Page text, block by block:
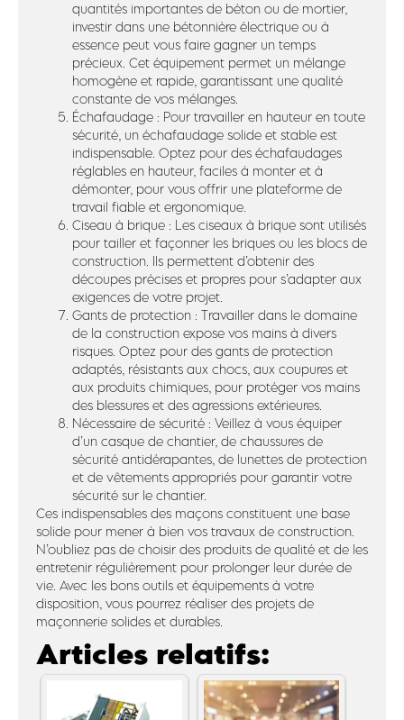
quantités importantes de béton ou de mortier,
investir dans une bétonnière électrique ou à
essence peut vous faire gagner un temps
précieux. Cet équipement permet un mélange
homogène et rapide, garantissant une qualité
constante de vos mélanges.
Échafaudage : Pour travailler en hauteur en toute
sécurité, un échafaudage solide et stable est
indispensable. Optez pour des échafaudages
réglables en hauteur, faciles à monter et à
démonter, pour vous offrir une plateforme de
travail fiable et ergonomique.
Ciseau à brique : Les ciseaux à brique sont utilisés
pour tailler et façonner les briques ou les blocs de
construction. Ils permettent d’obtenir des
découpes précises et propres pour s’adapter aux
exigences de votre projet.
Gants de protection : Travailler dans le domaine
de la construction expose vos mains à divers
risques. Optez pour des gants de protection
adaptés, résistants aux chocs, aux coupures et
aux produits chimiques, pour protéger vos mains
des blessures et des agressions extérieures.
Nécessaire de sécurité : Veillez à vous équiper
d’un casque de chantier, de chaussures de
sécurité antidérapantes, de lunettes de protection
et de vêtements appropriés pour garantir votre
sécurité sur le chantier.
Ces indispensables des maçons constituent une base
solide pour mener à bien vos travaux de construction.
N’oubliez pas de choisir des produits de qualité et de les
entretenir régulièrement pour prolonger leur durée de
vie. Avec les bons outils et équipements à votre
disposition, vous pourrez réaliser des projets de
maçonnerie solides et durables.
Articles relatifs: